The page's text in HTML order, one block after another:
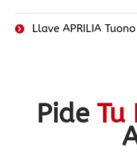
Llave APRILIA
Pide Tu